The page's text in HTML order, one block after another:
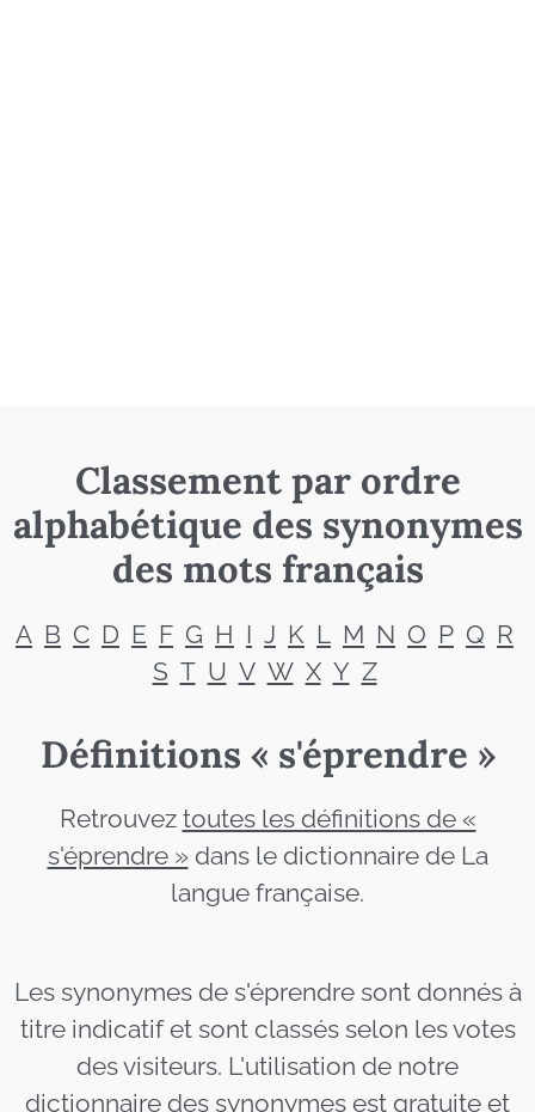
Classement par ordre
alphabétique des synonymes
des mots français
A B C D E F G H I J K L M N O P Q R
S T U V W X Y Z
Définitions « s'éprendre »
Retrouvez toutes les définitions de «
s'éprendre »dans le dictionnaire de La
langue française.
Les synonymes de s'éprendre sont donnés à
titre indicatif et sont classés selon les votes
des visiteurs. L'utilisation de notre
dictionnaire des synonymes est gratuite et